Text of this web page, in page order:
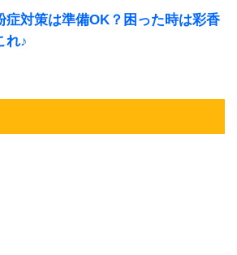
症対策は準備OK？困った時は彩香
れ♪